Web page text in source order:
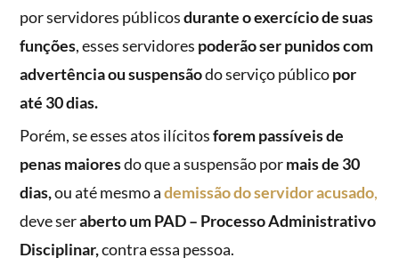
por servidores públicosdurante o exercício de suas
funções, esses servidores poderão ser punidos com
advertência ou suspensãodo serviço públicopor
até 30 dias.
Porém, se esses atos ilícitosforem passíveis de
penas maioresdo que a suspensão pormais de 30
dias,ou até mesmo ademissão do servidor acusado,
deve seraberto um PAD – Processo Administrativo
Disciplinar,contra essa pessoa.